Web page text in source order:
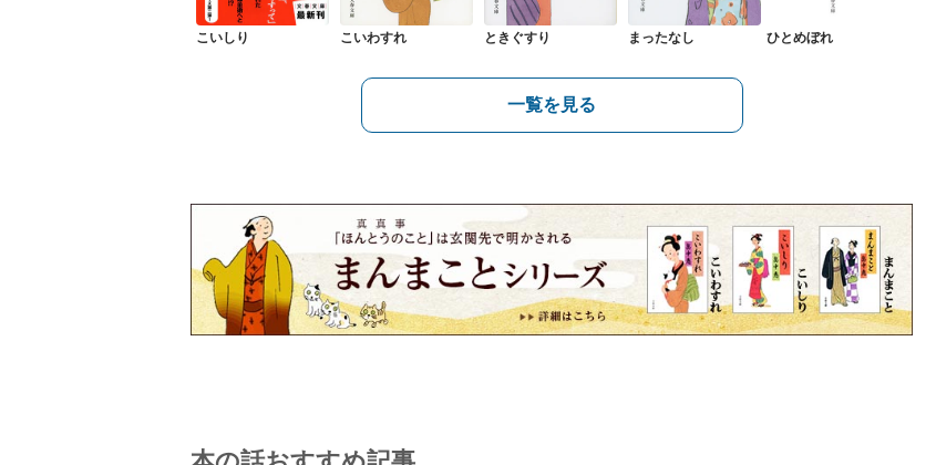
こいしり こいわすれ ときぐすり まったなし ひとめぼれ
一覧を見る